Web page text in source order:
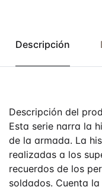
Descripción
Descripción del
Esta serie narra la
de la armada. La
realizadas a los
recuerdos de los
soldados. Cuenta